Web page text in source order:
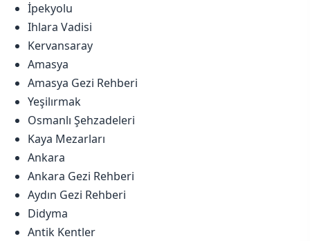
İpekyolu
Ihlara Vadisi
Kervansaray
Amasya
Amasya Gezi Rehberi
Yeşilırmak
Osmanlı Şehzadeleri
Kaya Mezarları
Ankara
Ankara Gezi Rehberi
Aydın Gezi Rehberi
Didyma
Antik Kentler